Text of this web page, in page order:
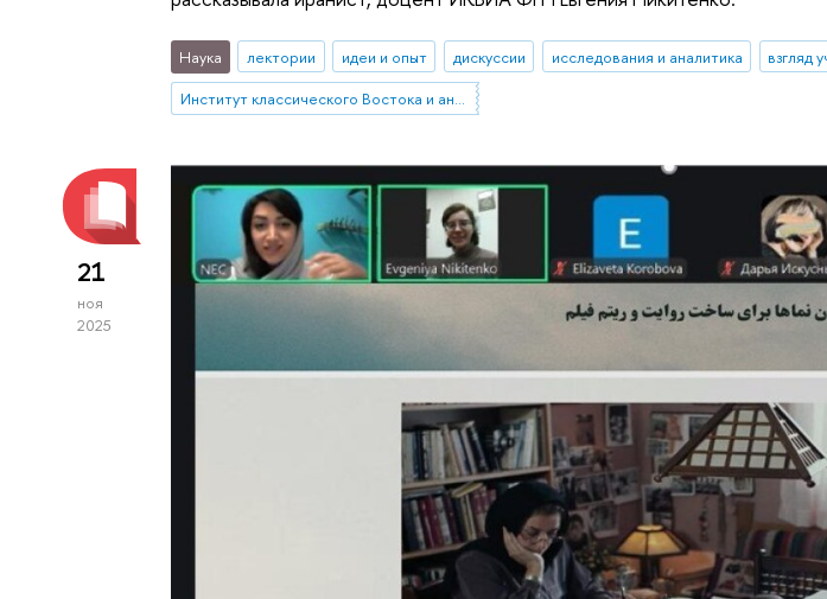
Наука лектории идеи и опыт дискуссии исследования и аналитика взгляд
Институт классического Востока и античности
21
ноя
2025